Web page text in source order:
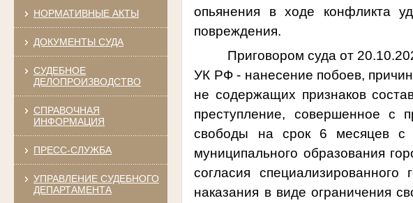
НОРМАТИВНЫЕ АКТЫ
ДОКУМЕНТЫ СУДА
СУДЕБНОЕ
ДЕЛОПРОИЗВОДСТВО
СПРАВОЧНАЯ
ИНФОРМАЦИЯ
ПРЕСС-СЛУЖБА
УПРАВЛЕНИЕ СУДЕБНОГО
ДЕПАРТАМЕНТА
опьянения в ходе конфликта
повреждения.
Приговором суда от
УК РФ - нанесение побоев,
не содержащих признаков
преступление, совершенное с
свободы на срок 6 месяцев с
муниципального образования
согласия
наказания в виде ограничения